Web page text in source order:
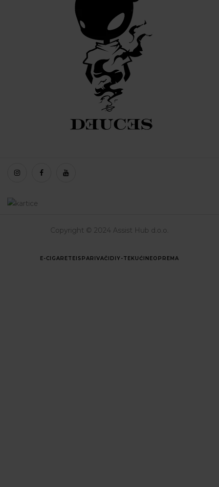
Copyright © 2024 Assist Hub d.o.o.
E-CIGARETEISPARIVAČI DIY-TEKUĆINEOPREMA